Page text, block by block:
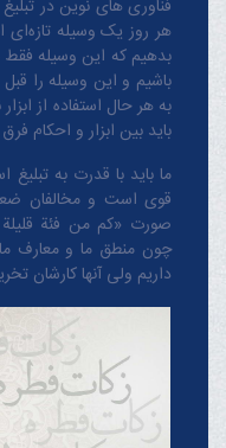
فناوری های نوین در تبلیغ
هر روز یک وسیله تازه‌ای
بدهیم که این وسیله فقط
باشیم و این وسیله را قبل
به هر حال استفاده از
باید بین ابزار و احکام
ما باید با قدرت به
قوی است و مخالفان
صورت «کم من فئة قلیلة
چون منطق‌ ما و معارف
داریم ولی آنها کارشان